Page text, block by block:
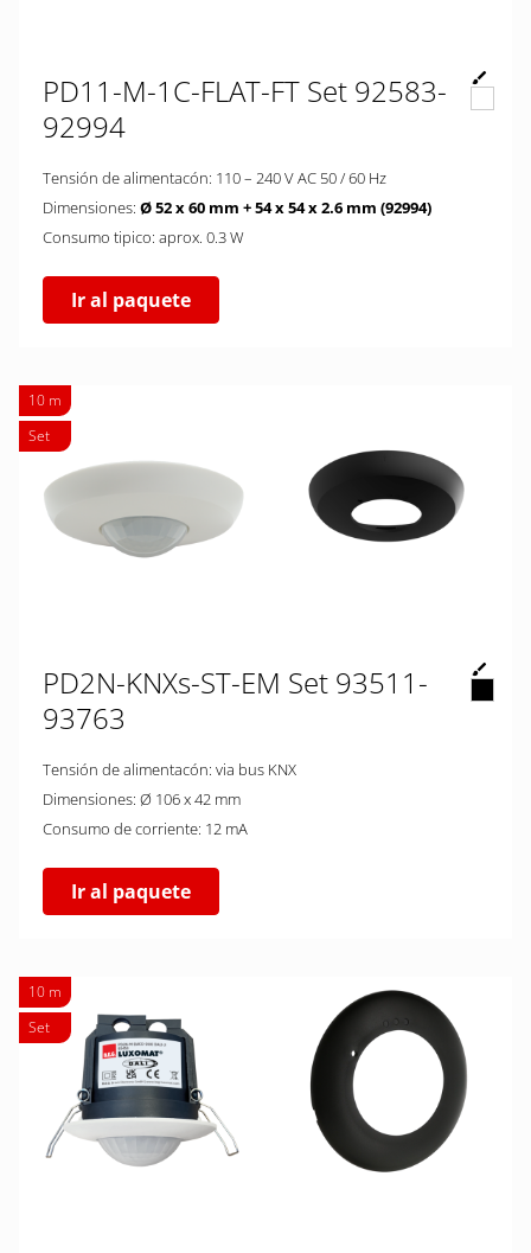
PD11-M-1C-FLAT-FT Set 92583-
92994
Tensión de alimentacón: 110 – 240 V AC 50 / 60 Hz
Dimensiones: Ø 52 x 60 mm + 54 x 54 x 2.6 mm (92994)
Consumo tipico: aprox. 0.3 W
Ir al paquete
10 m
Set
PD2N-KNXs-ST-EM Set 93511-
93763
Tensión de alimentacón: via bus KNX
Dimensiones: Ø 106 x 42 mm
Consumo de corriente: 12 mA
Ir al paquete
10 m
Set